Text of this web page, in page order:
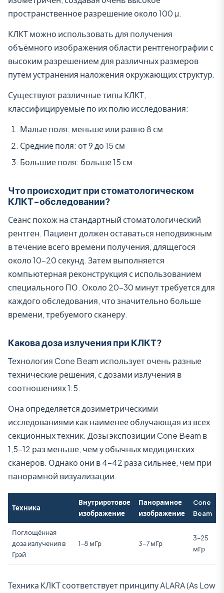
пространственное разрешение около 100 µ.
КЛКТ можно использовать для получения
объёмного изображения области рентгенографии с
высоким разрешением для различных размеров
путём устранения наложения окружающих структур.
Существуют различные типы КЛКТ,
классифицируемые по их полю исследования:
Малые поля: меньше или равно 8 см
Средние поля: от 9 до 15 см
Большие поля: больше 15 см
Что происходит при стоматологическом
КЛКТ-обследовании?
Сеанс похож на стандартный стоматологический
рентген. Пациент должен оставаться неподвижным
в течение всего времени получения, длящегося
около 10–20 секунд. Затем выполняется
компьютерная реконструкция с использованием
специального ПО. Около 20–30 минут требуется для
каждого обследования, что значительно больше
времени, требуемого сканеру.
Какова доза излучения при КЛКТ?
Технология Cone Beam использует очень разные
технические решения, с дозами излучения в
соотношениях 1:5.
Она определяется дозиметрическими
исследованиями как наименее облучающая из всех
секционных техник. Дозы экспозиции Cone Beam в
1,5–12 раз меньше, чем у обычных медицинских
сканеров. Однако они в 4–42 раза сильнее, чем при
панорамной визуализации.
Техника
Внутриротовое
изображение
Панорамное
изображение
Cone
Beam
Поглощённая
доза излучения в
Грэй
1–8 мГр 3–7 мГр
3–25
мГр
Техника КЛКТ соответствует принципу ALARA (As Low